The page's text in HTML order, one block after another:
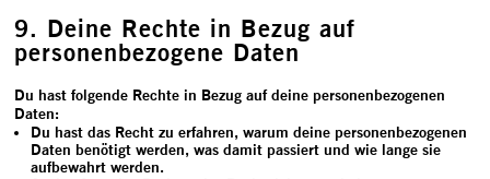
9. Deine Rechte in Bezug auf
personenbezogene Daten
Du hast folgende Rechte in Bezug auf deine personenbezogenen
Daten:
Du hast das Recht zu erfahren, warum deine personenbezogenen
Daten benötigt werden, was damit passiert und wie lange sie
aufbewahrt werden.